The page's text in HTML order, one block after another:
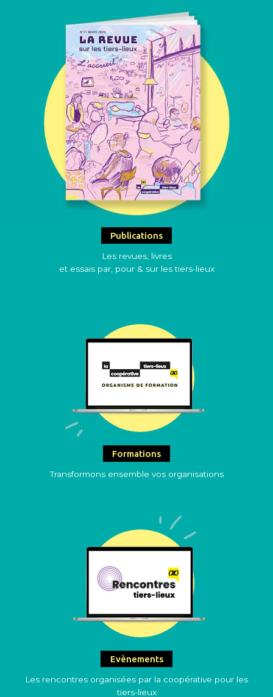
Publications
Les revues, livres
et essais par, pour & sur les tiers-lieux
Formations
Transformons ensemble vos organisations
Evènements
Les rencontres organisées par la coopérative pour les
tiers-lieux